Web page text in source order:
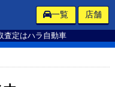
査定はハラ自動車
一覧 店舗